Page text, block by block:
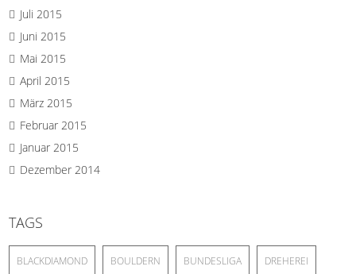
Juli 2015
Juni 2015
Mai 2015
April 2015
März 2015
Februar 2015
Januar 2015
Dezember 2014
TAGS
BLACKDIAMOND BOULDERN BUNDESLIGA DREHEREI